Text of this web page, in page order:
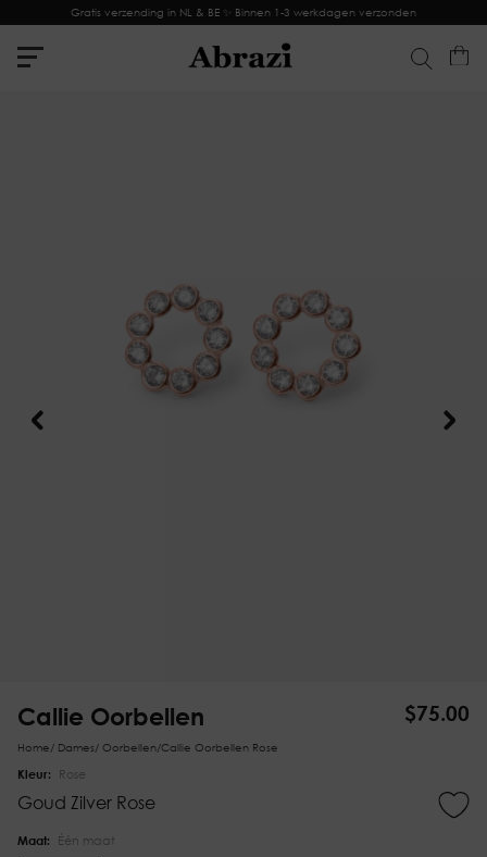
Gratis verzending in NL & BE ✨ Binnen 1-3 werkdagen verzonden
Callie Oorbellen $75.00
Home/ Dames/ Oorbellen/Callie Oorbellen Rose
Kleur: Rose
Goud Zilver Rose
Maat: Één maat